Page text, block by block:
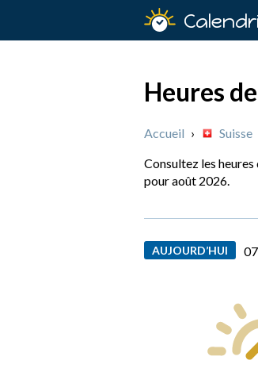
Heures
Accueil › Suisse
Consultez les
pour août 2026.
AUJOURD’HUI